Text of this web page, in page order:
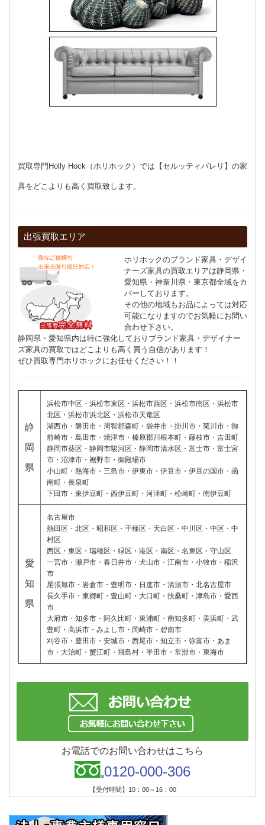
買取専門Holly Hock（ホリホック）では【セルッティバレリ】の家
具をどこよりも高く買取致します。
出張買取エリア
ホリホックのブランド家具・デザイ
ナーズ家具の買取エリアは静岡県・
愛知県・神奈川県・東京都全域をカ
バーしております。
その他の地域もお品によっては対応
可能になりますのでお気軽にお問い
合わせ下さい。
静岡県・愛知県内は特に強化しておりブランド家具・デザイナー
ズ家具の買取ではどこよりも高く買う自信があります！
ぜひ買取専門ホリホックにお任せください！！
静
岡
県
浜松市中区・浜松市東区・浜松市西区・浜松市南区・浜松市
北区・浜松市浜北区・浜松市天竜区
湖西市・磐田市・周智郡森町・袋井市・掛川市・菊川市・御
前崎市・島田市・焼津市・榛原郡川根本町・藤枝市・吉田町
静岡市葵区・静岡市駿河区・静岡市清水区・富士市・富士宮
市・沼津市・裾野市・御殿場市
小山町・熱海市・三島市・伊東市・伊豆市・伊豆の国市・函
南町・長泉町
下田市・東伊豆町・西伊豆町・河津町・松崎町・南伊豆町
愛
知
県
名古屋市
熱田区・北区・昭和区・千種区・天白区・中川区・中区・中
村区
西区・東区・瑞穂区・緑区・港区・南区・名東区・守山区
一宮市・瀬戸市・春日井市・犬山市・江南市・小牧市・稲沢
市
尾張旭市・岩倉市・豊明市・日進市・清須市・北名古屋市
長久手市・東郷町・豊山町・大口町・扶桑町・津島市・愛西
市
大府市・知多市・阿久比町・東浦町・南知多町・美浜町・武
豊町・高浜市・みよし市・岡崎市・碧南市
刈谷市・豊田市・安城市・西尾市・知立市・弥富市・あま
市・大治町・蟹江町・飛島村・半田市・常滑市・東海市
お電話でのお問い合わせはこちら
0120-000-306
【受付時間】10：00～16：00